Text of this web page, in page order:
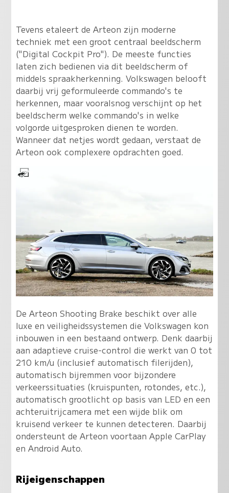
Tevens etaleert de Arteon zijn moderne
techniek met een groot centraal beeldscherm
("Digital Cockpit Pro"). De meeste functies
laten zich bedienen via dit beeldscherm of
middels spraakherkenning. Volkswagen belooft
daarbij vrij geformuleerde commando's te
herkennen, maar vooralsnog verschijnt op het
beeldscherm welke commando's in welke
volgorde uitgesproken dienen te worden.
Wanneer dat netjes wordt gedaan, verstaat de
Arteon ook complexere opdrachten goed.
De Arteon Shooting Brake beschikt over alle
luxe en veiligheidssystemen die Volkswagen kon
inbouwen in een bestaand ontwerp. Denk daarbij
aan adaptieve cruise-control die werkt van 0 tot
210 km/u (inclusief automatisch filerijden),
automatisch bijremmen voor bijzondere
verkeerssituaties (kruispunten, rotondes, etc.),
automatisch grootlicht op basis van LED en een
achteruitrijcamera met een wijde blik om
kruisend verkeer te kunnen detecteren. Daarbij
ondersteunt de Arteon voortaan Apple CarPlay
en Android Auto.
Rijeigenschappen